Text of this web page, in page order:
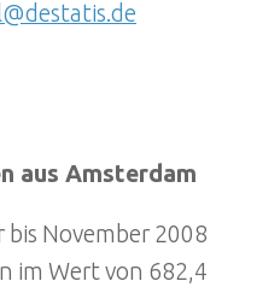
aus Amsterdam
bis November 2008
im Wert von 682,4